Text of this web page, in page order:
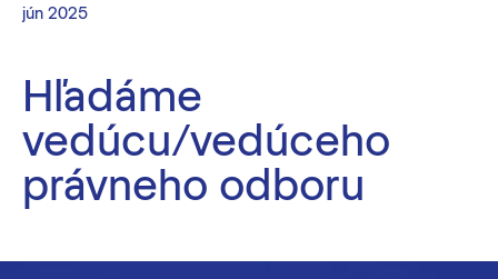
jún 2025
Hľadáme
vedúcu/vedúceho
právneho odboru